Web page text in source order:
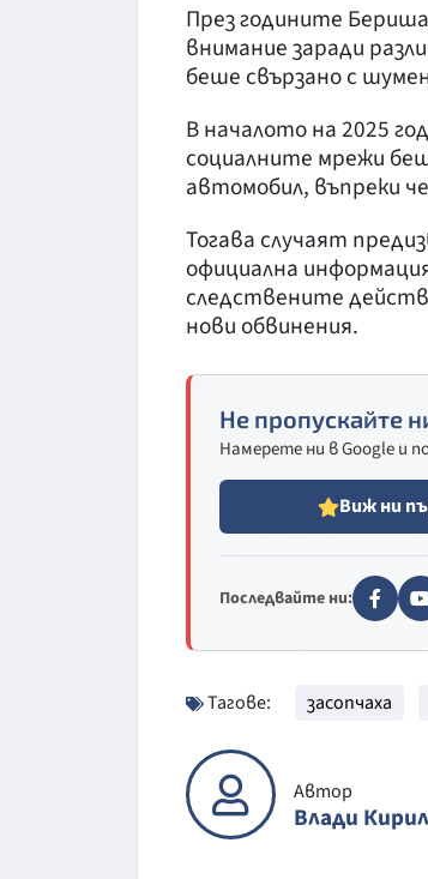
През годините
внимание заради
беше свързано с
В началото на 2025
социалните мрежи
автомобил, въпреки
Тогава случаят
официална
следствените
нови обвинения.
Не пропускайте
Намерете ни в Google и
Виж ни
Последвайте ни:
Тагове: засопчаха
Автор
Влади